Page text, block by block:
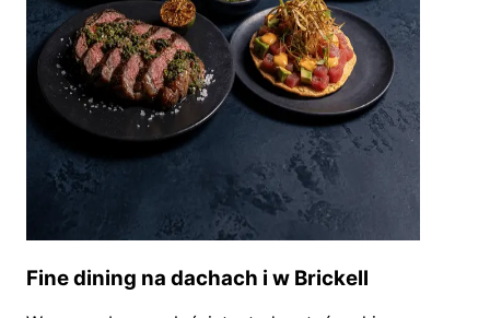
Fine dining na dachach i w Brickell